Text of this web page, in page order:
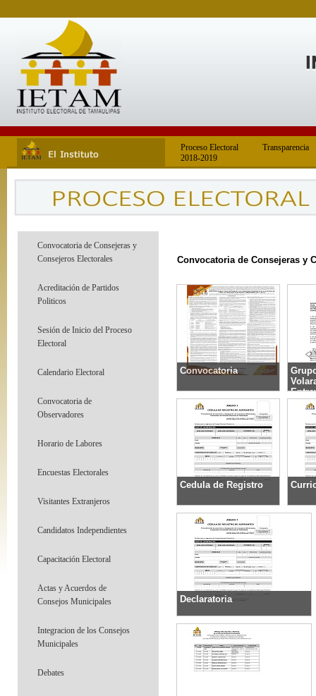
Proceso Electoral
2018-2019
Transparencia
Convocatoria de Consejeras y
Consejeros Electorales
Acreditación de Partidos
Politicos
Sesión de Inicio del Proceso
Electoral
Calendario Electoral
Convocatoria de
Observadores
Horario de Labores
Encuestas Electorales
Visitantes Extranjeros
Candidatos Independientes
Capacitación Electoral
Actas y Acuerdos de
Consejos Municipales
Integracion de los Consejos
Municipales
Debates
Convocatoria de Consejeras y
Convocatoria
Descargar
Cedula de Registro
Descargar
Declaratoria
Descargar